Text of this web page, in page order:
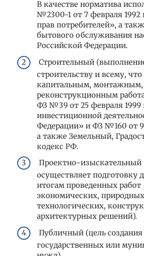
В качестве норматива
№2300-1 от 7 февраля 1992
прав потребителей», а
бытового обслуживания
Российской Федерации.
Строительный
строительству и всему,
капитальным, монтажным,
реконструкционным
ФЗ №39 от 25 февраля 1999
инвестиционной
Федерации» и ФЗ №160 от 9
а также Земельный,
кодекс РФ.
Проектно-изыскательный
осуществляет подготовку
итогам проведенных работ
экономических,
технологических,
архитектурных решений).
Публичный (цель
государственных или